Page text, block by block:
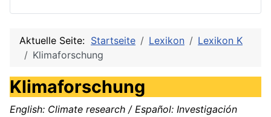
Aktuelle Seite: Startseite Lexikon
Lexikon K
Klimaforschung
Klimaforschung
English: Climate research / Español: Investigación